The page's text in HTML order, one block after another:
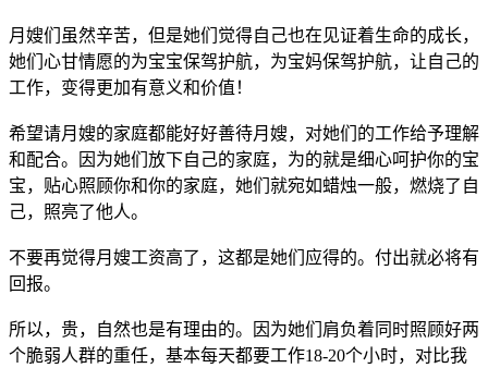
月嫂们虽然辛苦，但是她们觉得自己也在见证着生命的成长，
她们心甘情愿的为宝宝保驾护航，为宝妈保驾护航，让自己的
工作，变得更加有意义和价值！
希望请月嫂的家庭都能好好善待月嫂，对她们的工作给予理解
和配合。因为她们放下自己的家庭，为的就是细心呵护你的宝
宝，贴心照顾你和你的家庭，她们就宛如蜡烛一般，燃烧了自
己，照亮了他人。
不要再觉得月嫂工资高了，这都是她们应得的。付出就必将有
回报。
所以，贵，自然也是有理由的。因为她们肩负着同时照顾好两
个脆弱人群的重任，基本每天都要工作18-20个小时，对比我